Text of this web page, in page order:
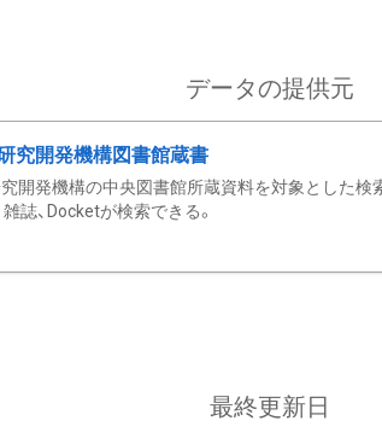
データの提供元
究開発機構図書館蔵書
開発機構の中央図書館所蔵資料を対象とした検
雑誌、Docketが検索できる。
最終更新日